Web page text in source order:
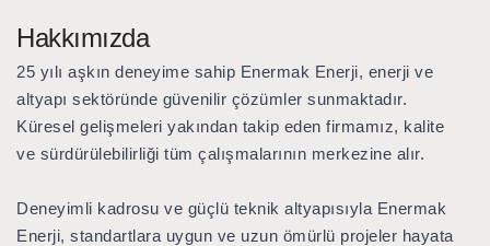
Hakkımızda
25 yılı aşkın deneyime sahip Enermak Enerji, enerji ve
altyapı sektöründe güvenilir çözümler sunmaktadır.
Küresel gelişmeleri yakından takip eden firmamız, kalite
ve sürdürülebilirliği tüm çalışmalarının merkezine alır.
Deneyimli kadrosu ve güçlü teknik altyapısıyla Enermak
Enerji, standartlara uygun ve uzun ömürlü projeler hayata